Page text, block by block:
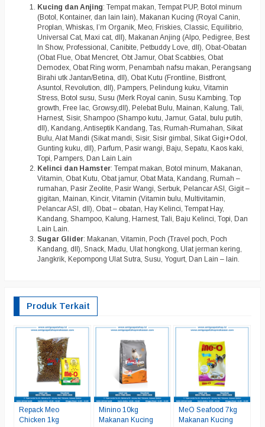
Kucing dan Anjing: Tempat makan, Tempat PUP, Botol minum
(Botol, Kontainer, dan lain lain), Makanan Kucing (Royal Canin,
Proplan, Whiskas, I’m Organik, Meo, Friskies, Classic, Equilibrio,
Universal Cat, Maxi cat, dll), Makanan Anjing (Alpo, Pedigree, Best
In Show, Professional, Canibite, Petbuddy Love, dll), Obat-Obatan
(Obat Flue, Obat Mencret, Obt Jamur, Obat Scabbies, Obat
Demodex, Obat Ring worm, Penambah nafsu makan, Perangsang
Birahi utk Jantan/Betina, dll), Obat Kutu (Frontline, Bistfront,
Asuntol, Revolution, dll), Pampers, Pelindung kuku, Vitamin
Stress, Botol susu, Susu (Merk Royal canin, Susu Kambing, Top
growth, Free lac, Growsy,dll), Pelebat Bulu, Mainan, Kalung, Tali,
Harnest, Sisir, Shampoo (Shampo kutu, Jamur, Gatal, bulu putih,
dll), Kandang, Antiseptik Kandang, Tas, Rumah-Rumahan, Sikat
Bulu, Alat Mandi (Sikat mandi, Sisir, Sisir gimbal, Sikat Gigi+Odol,
Gunting kuku, dll), Parfum, Pasir wangi, Baju, Sepatu, Kaos kaki,
Topi, Pampers, Dan Lain Lain
Kelinci dan Hamster: Tempat makan, Botol minum, Makanan,
Vitamin, Obat Kutu, Obat jamur, Obat Mata, Kandang, Rumah –
rumahan, Pasir Zeolite, Pasir Wangi, Serbuk, Pelancar ASI, Gigit –
gigitan, Mainan, Kincir, Vitamin (Vitamin bulu, Multivitamin,
Pelancar ASI, dll), Obat – obatan, Hay Kelinci, Tempat Hay,
Kandang, Shampoo, Kalung, Harnest, Tali, Baju Kelinci, Topi, Dan
Lain Lain.
Sugar Glider: Makanan, Vitamin, Poch (Travel poch, Poch
Kandang, dll), Snack, Madu, Ulat hongkong, Ulat jerman kering,
Jangkrik, Kepompong Ulat Sutra, Susu, Yogurt, Dan Lain – lain.
Produk Terkait
Repack Meo
Chicken 1kg
Minino 10kg
Makanan Kucing
MeO Seafood 7kg
Makanan Kucing